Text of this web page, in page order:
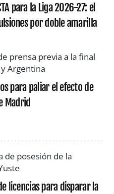
para la Liga 2026-27: el
por doble amarilla
para paliar el efecto de
Madrid
licencias para disparar la